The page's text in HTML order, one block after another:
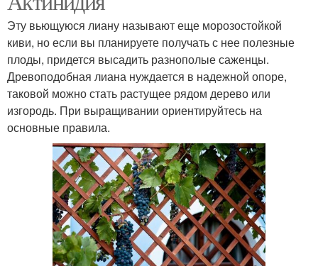
Эту вьющуюся лиану называют еще морозостойкой
киви, но если вы планируете получать с нее полезные
плоды, придется высадить разнополые саженцы.
Древоподобная лиана нуждается в надежной опоре,
таковой можно стать растущее рядом дерево или
изгородь. При выращивании ориентируйтесь на
основные правила.